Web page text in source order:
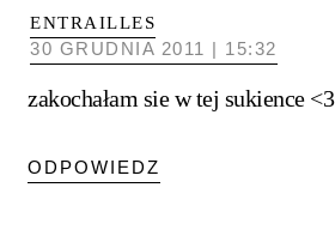
ENTRAILLES
30 GRUDNIA 2011 | 15:32
zakochałam sie w tej sukience <3
ODPOWIEDZ